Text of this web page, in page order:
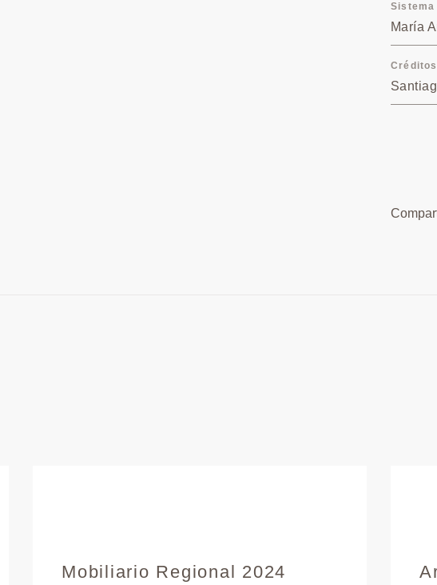
María
Mobiliario Regional 2024